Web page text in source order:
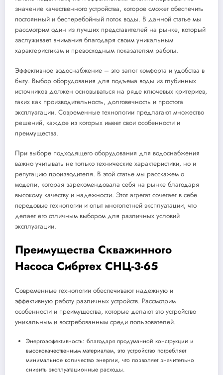
значение качественного устройства, которое сможет обеспечить
постоянный и бесперебойный поток воды. В данной статье мы
рассмотрим один из лучших представителей на рынке, который
заслуживает внимания благодаря своим уникальным
характеристикам и превосходным показателям работы.
Эффективное водоснабжение – это залог комфорта и удобства в
быту. Выбор оборудования для подъема воды из глубинных
источников должен основываться на ряде ключевых критериев,
таких как производительность, долговечность и простота
эксплуатации. Современные технологии предлагают множество
решений, каждое из которых имеет свои особенности и
преимущества.
При выборе подходящего оборудования для водоснабжения
важно учитывать не только технические характеристики, но и
репутацию производителя. В этой статье мы расскажем о
модели, которая зарекомендовала себя на рынке благодаря
высокому качеству и надежности. Этот агрегат сочетает в себе
передовые технологии и опыт многолетней эксплуатации, что
делает его отличным выбором для различных условий
эксплуатации.
Преимущества Скважинного
Насоса Сибртех CНЦ-3-65
Современные технологии обеспечивают надежную и
эффективную работу различных устройств. Рассмотрим
особенности и преимущества, которые делают это устройство
уникальным и востребованным среди пользователей.
Энергоэффективность: благодаря продуманной конструкции и
высококачественным материалам, это устройство потребляет
минимальное количество энергии, что позволяет значительно
снизить эксплуатационные расходы.